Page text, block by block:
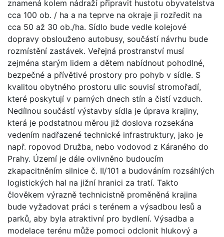
znamená kolem nádraží připravit hustotu obyvatelstva
cca 100 ob. / ha a na teprve na okraje ji rozředit na
cca 50 až 30 ob./ha. Sídlo bude vedle kolejové
dopravy obslouženo autobusy, součástí návrhu bude
rozmístění zastávek. Veřejná prostranství musí
zejména starým lidem a dětem nabídnout pohodlné,
bezpečné a přívětivé prostory pro pohyb v sídle. S
kvalitou obytného prostoru ulic souvisí stromořadí,
které poskytují v parných dnech stín a čistí vzduch.
Nedílnou součástí výstavby sídla je úprava krajiny,
která je podstatnou měrou již doslova rozsekána
vedením nadřazené technické infrastruktury, jako je
např. ropovod Družba, nebo vodovod z Káraného do
Prahy. Území je dále ovlivněno budoucím
zkapacitněním silnice č. II/101 a budováním rozsáhlých
logistických hal na jižní hranici za tratí. Takto
člověkem výrazně technicistně proměněná krajina
bude vyžadovat práci s terénem a výsadbou lesů a
parků, aby byla atraktivní pro bydlení. Výsadba a
modelace terénu může pomoci odclonit hlukový a